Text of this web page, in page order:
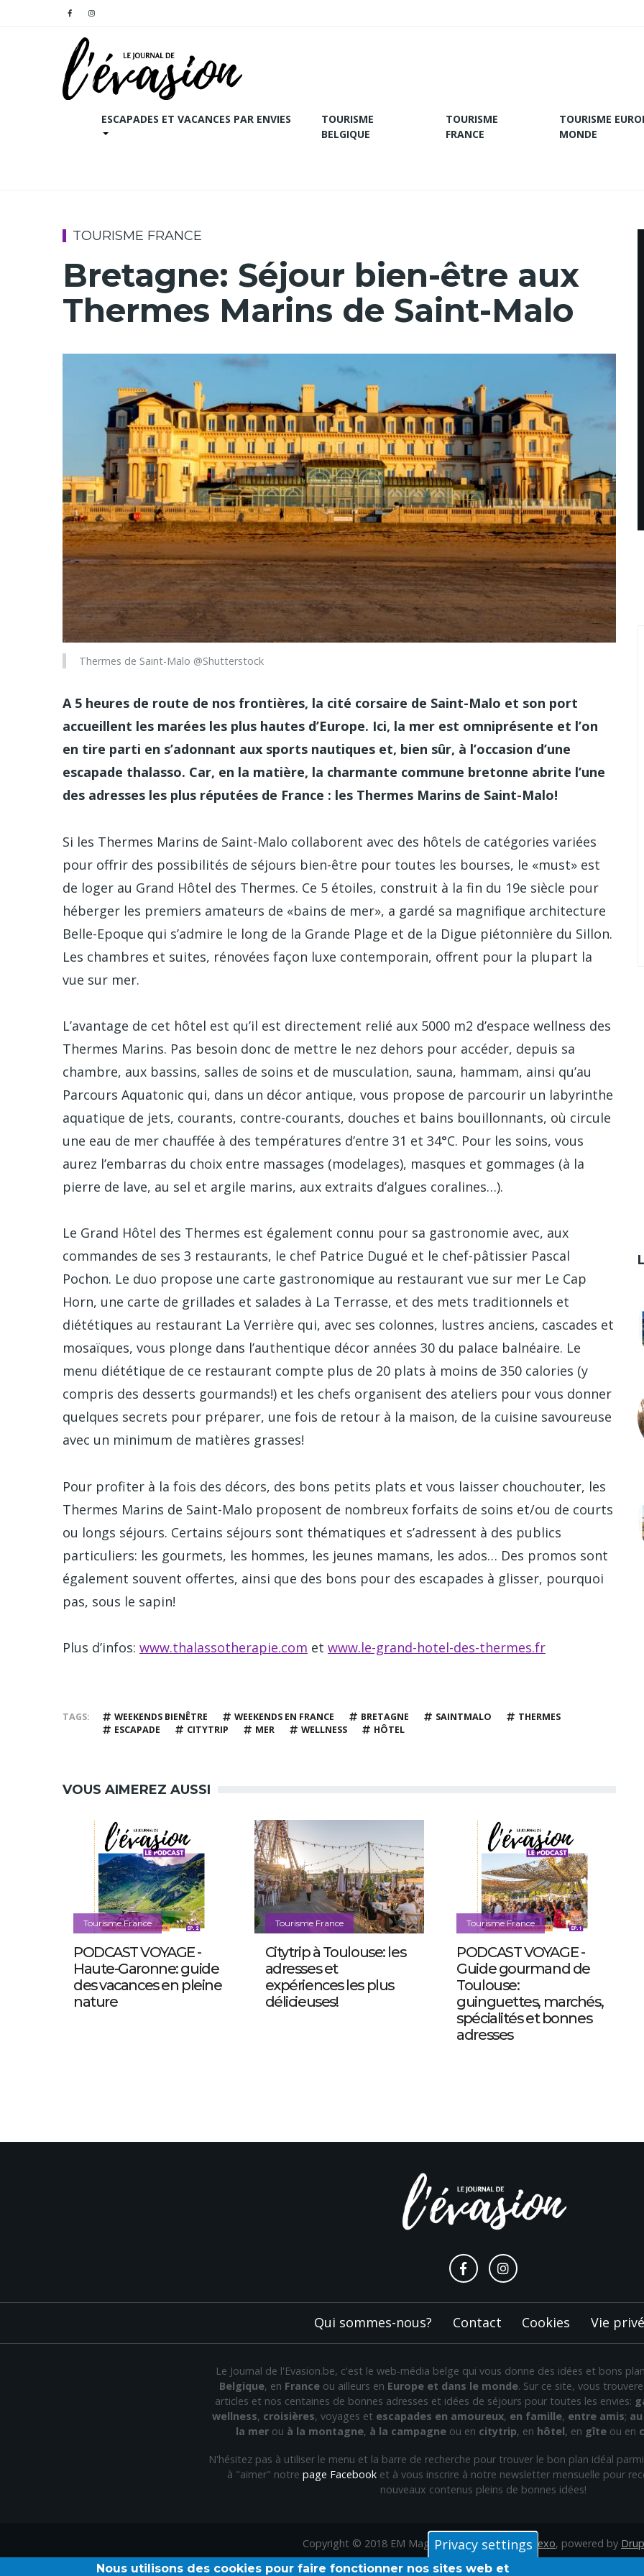
ESCAPADES ET VACANCES PAR ENVIES
TOURISME
BELGIQUE
TOURISME
FRANCE
TOURISME
MONDE
TOURISME FRANCE
Bretagne: Séjour bien-être aux
Thermes Marins de Saint-Malo
Thermes de Saint-Malo @Shutterstock
A 5 heures de route de nos frontières, la cité corsaire de Saint-Malo et son port
accueillent les marées les plus hautes d’Europe. Ici, la mer est omniprésente et l’on
en tire parti en s’adonnant aux sports nautiques et, bien sûr, à l’occasion d’une
escapade thalasso. Car, en la matière, la charmante commune bretonne abrite l’une
des adresses les plus réputées de France : les Thermes Marins de Saint-Malo!
Si les Thermes Marins de Saint-Malo collaborent avec des hôtels de catégories variées
pour offrir des possibilités de séjours bien-être pour toutes les bourses, le «must» est
de loger au Grand Hôtel des Thermes. Ce 5 étoiles, construit à la fin du 19e siècle pour
héberger les premiers amateurs de «bains de mer», a gardé sa magnifique architecture
Belle-Epoque qui s’admire le long de la Grande Plage et de la Digue piétonnière du Sillon.
Les chambres et suites, rénovées façon luxe contemporain, offrent pour la plupart la
vue sur mer.
L’avantage de cet hôtel est qu’il est directement relié aux 5000 m2 d’espace wellness des
Thermes Marins. Pas besoin donc de mettre le nez dehors pour accéder, depuis sa
chambre, aux bassins, salles de soins et de musculation, sauna, hammam, ainsi qu’au
Parcours Aquatonic qui, dans un décor antique, vous propose de parcourir un labyrinthe
aquatique de jets, courants, contre-courants, douches et bains bouillonnants, où circule
une eau de mer chauffée à des températures d’entre 31 et 34°C. Pour les soins, vous
aurez l’embarras du choix entre massages (modelages), masques et gommages (à la
pierre de lave, au sel et argile marins, aux extraits d’algues coralines…).
Le Grand Hôtel des Thermes est également connu pour sa gastronomie avec, aux
commandes de ses 3 restaurants, le chef Patrice Dugué et le chef-pâtissier Pascal
Pochon. Le duo propose une carte gastronomique au restaurant vue sur mer Le Cap
Horn, une carte de grillades et salades à La Terrasse, et des mets traditionnels et
diététiques au restaurant La Verrière qui, avec ses colonnes, lustres anciens, cascades et
mosaïques, vous plonge dans l’authentique décor années 30 du palace balnéaire. Le
menu diététique de ce restaurant compte plus de 20 plats à moins de 350 calories (y
compris des desserts gourmands!) et les chefs organisent des ateliers pour vous donner
quelques secrets pour préparer, une fois de retour à la maison, de la cuisine savoureuse
avec un minimum de matières grasses!
Pour profiter à la fois des décors, des bons petits plats et vous laisser chouchouter, les
Thermes Marins de Saint-Malo proposent de nombreux forfaits de soins et/ou de courts
ou longs séjours. Certains séjours sont thématiques et s’adressent à des publics
particuliers: les gourmets, les hommes, les jeunes mamans, les ados… Des promos sont
également souvent offertes, ainsi que des bons pour des escapades à glisser, pourquoi
pas, sous le sapin!
Plus d’infos: www.thalassotherapie.com et www.le-grand-hotel-des-thermes.fr
TAGS WEEKENDS BIENÊTRE WEEKENDS EN FRANCE BRETAGNE SAINTMALO
THERMES
ESCAPADE
CITYTRIP MER WELLNESS HÔTEL
VOUS AIMEREZ AUSSI
Tourisme France
PODCAST VOYAGE -
Haute-Garonne: guide
des vacances en pleine
nature
Tourisme France
Citytrip à Toulouse: les
adresses et
expériences les plus
délicieuses!
Tourisme France
PODCAST VOYAGE -
Guide gourmand de
Toulouse:
guinguettes, marchés,
spécialités et bonnes
adresses
Qui sommes-nous? Contact Cookies Vie
Le Journal de l'Evasion.be, c'est le web-média belge qui vous donne des idées et bons
Belgique, en Franceou ailleurs en Europe et dans le monde. Sur ce site, vous
articles et nos centaines de bonnes adresses et idées de séjours pour toutes les envies:
wellness, croisières, voyages et escapades en amoureux, en famille, entre amis;
la mer ou à la montagne, à la campagne ou en citytrip, en hôtel, en gîte ou en
N'hésitez pas à utiliser le menu et la barre de recherche pour trouver le bon plan idéal
à "aimer" notre page Facebooket à vous inscrire à notre newsletter mensuelle pour
nouveaux contenus pleins de bonnes idées!
Copyright © 2018 EM Magazine. Theme byPinkDexo, powered by
Privacy settings
Nous utilisons des cookies pour faire fonctionner nos sites web et